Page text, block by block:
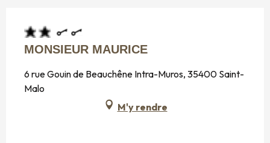
MONSIEUR MAURICE
6 rue Gouin de Beauchêne Intra-Muros, 35400 Saint-
Malo
M'y rendre